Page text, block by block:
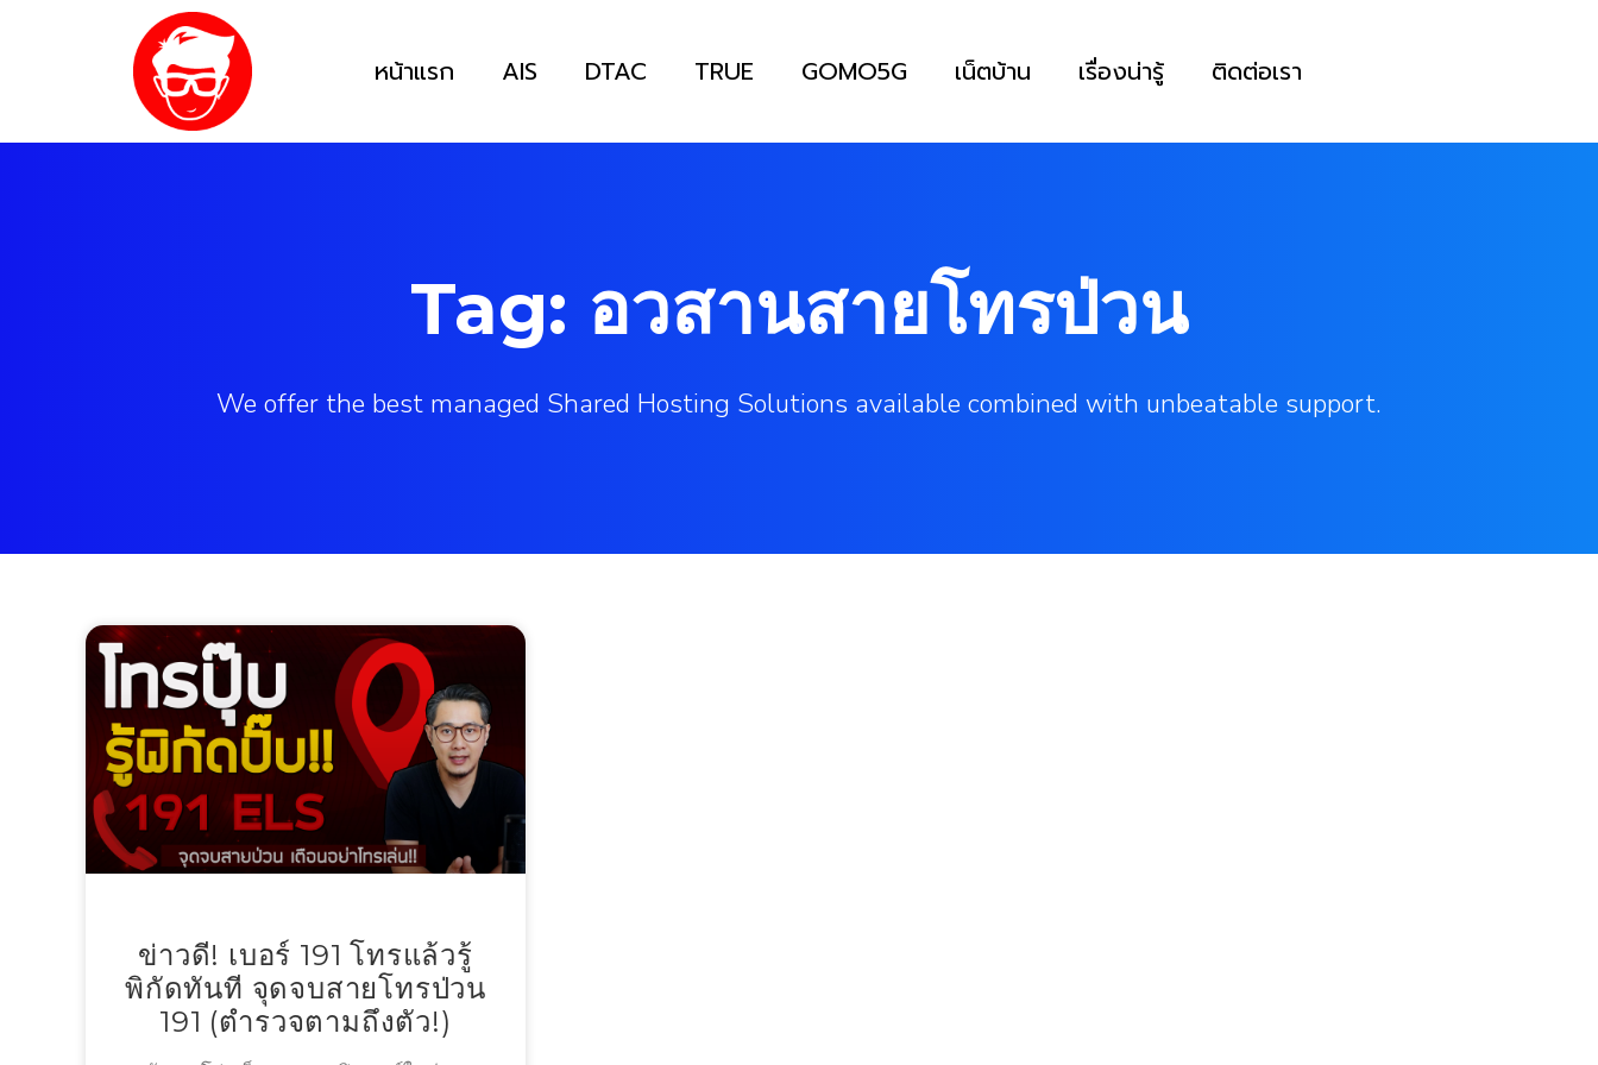
หน้าแรก AIS DTAC TRUE GOMO5G เน็ตบ้าน เรื่องน่ารู้ ติดต่อเรา
Tag: อวสานสายโทรป่วน
We offer the best managed Shared Hosting Solutions available combined with unbeatable support.
ข่าวดี! เบอร์ 191 โทรแล้วรู้
พิกัดทันที จุดจบสายโทรป่วน
191 (ตำรวจตามถึงตัว!)